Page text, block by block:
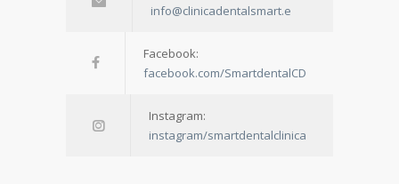
info@clinicadentalsmart.e
Facebook:
facebook.com/SmartdentalCD
Instagram:
instagram/smartdentalclinica